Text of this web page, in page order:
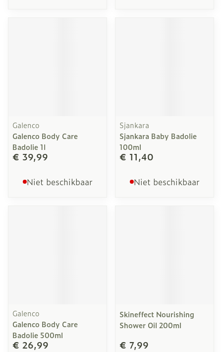
Galenco
Galenco Body Care
Badolie 1l
€ 39,99
Niet beschikbaar
Sjankara
Sjankara Baby Badolie
100ml
€ 11,40
Niet beschikbaar
Galenco
Galenco Body Care
Badolie 500ml
€ 26,99
Skineffect Nourishing
Shower Oil 200ml
€ 7,99